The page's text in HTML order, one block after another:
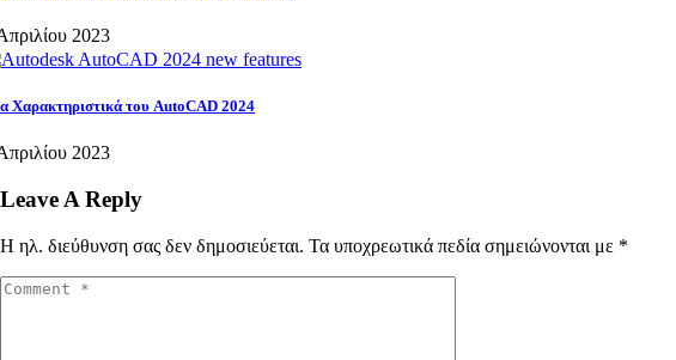
2023
Χαρακτηριστικά του AutoCAD 2024
2023
Leave A Reply
Η ηλ. διεύθυνση σας δεν δημοσιεύεται. Τα υποχρεωτικά πεδία σημειώνονται με *